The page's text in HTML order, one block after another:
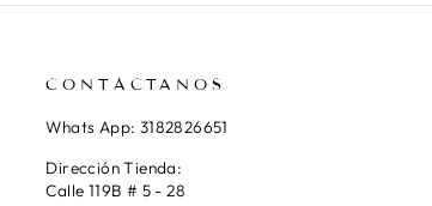
CONTÁCTANOS
Whats App: 3182826651
Dirección Tienda:
Calle 119B # 5 - 28